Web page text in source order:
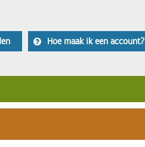
Hoe maak ik een account?